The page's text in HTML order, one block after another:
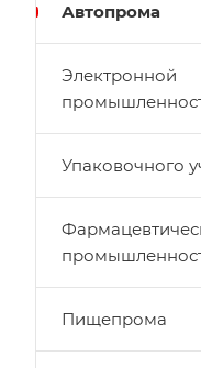
Автопрома
Электронной
Упаковочного
Пищепрома